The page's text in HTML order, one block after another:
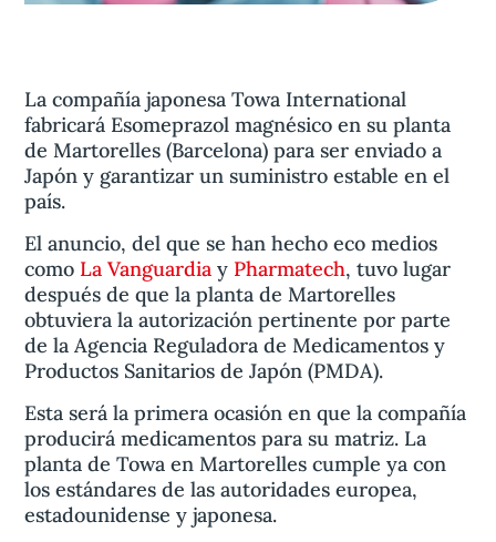
La compañía japonesa Towa International
fabricará Esomeprazol magnésico en su planta
de Martorelles (Barcelona) para ser enviado a
Japón y garantizar un suministro estable en el
país.
El anuncio, del que se han hecho eco medios
como La Vanguardia y Pharmatech, tuvo lugar
después de que la planta de Martorelles
obtuviera la autorización pertinente por parte
de la Agencia Reguladora de Medicamentos y
Productos Sanitarios de Japón (PMDA).
Esta será la primera ocasión en que la compañía
producirá medicamentos para su matriz. La
planta de Towa en Martorelles cumple ya con
los estándares de las autoridades europea,
estadounidense y japonesa.